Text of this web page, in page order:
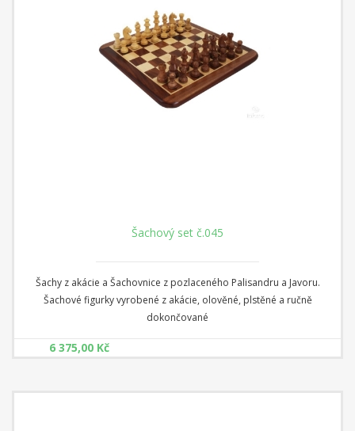
Šachový set č.045
Šachy z akácie a Šachovnice z pozlaceného Palisandru a Javoru.
Šachové figurky vyrobené z akácie, olověné, plstěné a ručně
dokončované
6 375,00 Kč